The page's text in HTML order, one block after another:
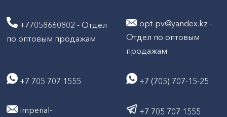
+77058660802 - Отдел
по оптовым продажам
opt-pv@yandex.kz -
Отдел по оптовым
продажам
+7 705 707 1555 +7 (705) 707-15-25
imperial-
+7 705 707 1555